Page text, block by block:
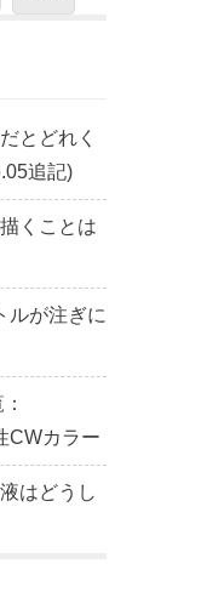
とどれく
追記)
くことは
ルが注ぎに
CWカラー
はどうし